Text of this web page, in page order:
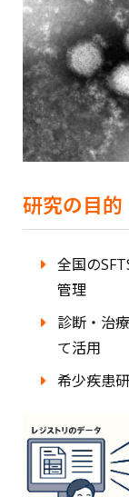
研究の目的
全国の
管理
診断・治
て活用
希少疾患